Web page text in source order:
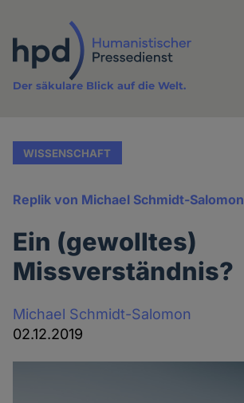
Inhalt
Der säkulare Blick auf die Welt.
WISSENSCHAFT
Replik von Michael Schmidt-Salomon
Ein (gewolltes)
Missverständnis?
Michael Schmidt-Salomon
02.12.2019